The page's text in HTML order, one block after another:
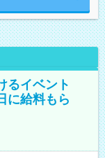
るイベント
に給料もら